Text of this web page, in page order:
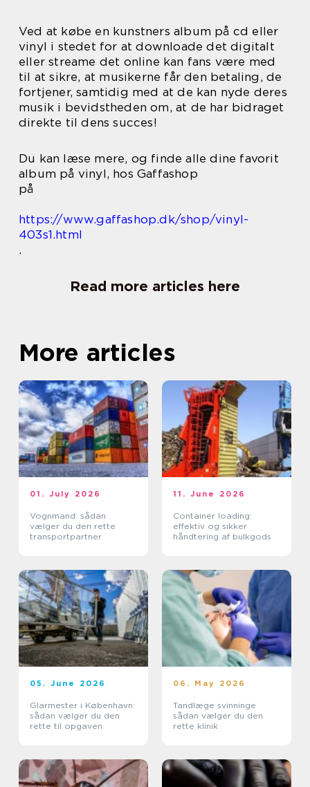
Ved at købe en kunstners album på cd eller
vinyl i stedet for at downloade det digitalt
eller streame det online kan fans være med
til at sikre, at musikerne får den betaling, de
fortjener, samtidig med at de kan nyde deres
musik i bevidstheden om, at de har bidraget
direkte til dens succes!
Du kan læse mere, og finde alle dine favorit
album på vinyl, hos Gaffashop
på
https://www.gaffashop.dk/shop/vinyl-
403s1.html
.
Read more articles here
More articles
01. July 2026
Vognmand: sådan
vælger du den rette
transportpartner
11. June 2026
Container loading:
effektiv og sikker
håndtering af bulkgods
05. June 2026
Glarmester i København:
sådan vælger du den
rette til opgaven
06. May 2026
Tandlæge svinninge
sådan vælger du den
rette klinik